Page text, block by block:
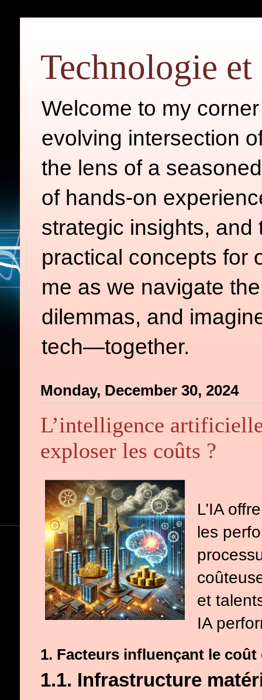
Technologie et
Welcome to my
evolving intersection
the lens of a
of hands-on
strategic insights,
practical concepts for
me as we navigate
dilemmas, and
tech—together.
Monday, December 30, 2024
L’intelligence
exploser les coûts ?
L’IA
les
et
IA
1. Facteurs influençant le coût
1.1. Infrastructure